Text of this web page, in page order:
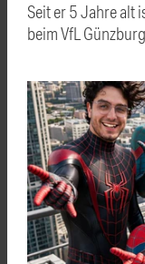
Seit er 5 Jahre alt
beim VfL